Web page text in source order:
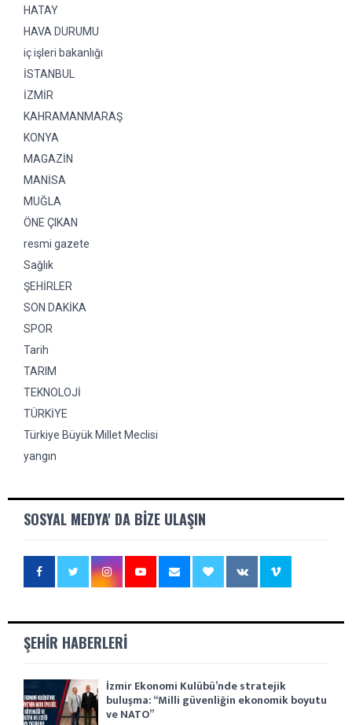
HATAY
HAVA DURUMU
iç işleri bakanlığı
İSTANBUL
İZMİR
KAHRAMANMARAŞ
KONYA
MAGAZİN
MANİSA
MUĞLA
ÖNE ÇIKAN
resmi gazete
Sağlık
ŞEHİRLER
SON DAKİKA
SPOR
Tarih
TARIM
TEKNOLOJİ
TÜRKİYE
Türkiye Büyük Millet Meclisi
yangın
SOSYAL MEDYA' DA BIZE ULAŞIN
ŞEHIR HABERLERI
İzmir Ekonomi Kulübü’nde stratejik
buluşma: “Milli güvenliğin ekonomik boyutu
ve NATO”